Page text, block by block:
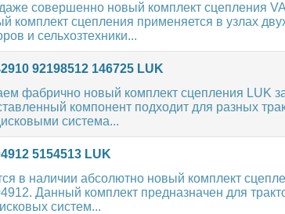
совершенно новый комплект сцепления
комплект сцепления применяется в узлах
и сельхозтехники...
92198512 146725 LUK
фабрично новый комплект сцепления LUK
компонент подходит для разных
система...
5154513 LUK
в наличии абсолютно новый комплект
Данный комплект предназначен для
систем...